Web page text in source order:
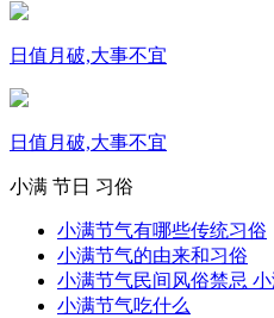
日值月破,大事不宜
日值月破,大事不宜
小满 节日 习俗
小满节气有哪些传统习俗
小满节气的由来和习俗
小满节气民间风俗禁忌
小满节气吃什么